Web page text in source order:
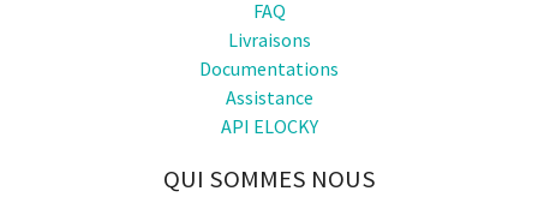
FAQ
Livraisons
Documentations
Assistance
API ELOCKY
QUI SOMMES NOUS